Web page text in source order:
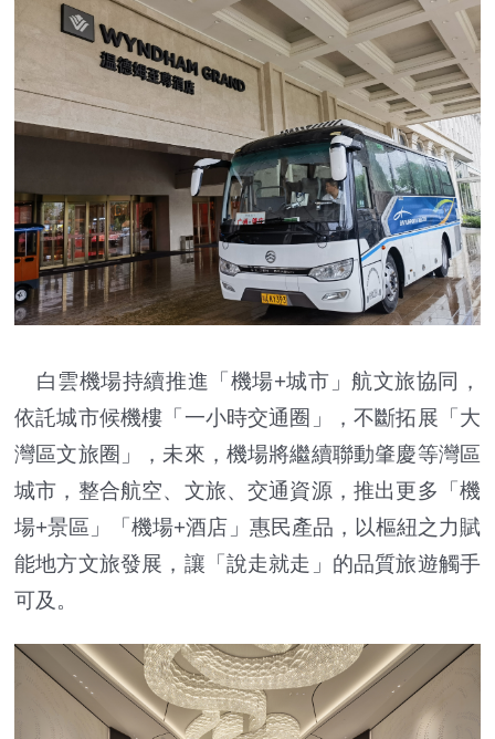
白雲機場持續推進「機場+城市」航文旅協同，
依託城市候機樓「一小時交通圈」，不斷拓展「大
灣區文旅圈」，未來，機場將繼續聯動肇慶等灣區
城市，整合航空、文旅、交通資源，推出更多「機
場+景區」「機場+酒店」惠民產品，以樞紐之力賦
能地方文旅發展，讓「說走就走」的品質旅遊觸手
可及。